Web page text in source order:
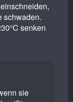
schwaden.
senken
sie